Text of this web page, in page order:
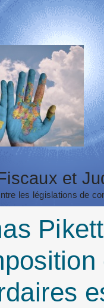
et
les législations de